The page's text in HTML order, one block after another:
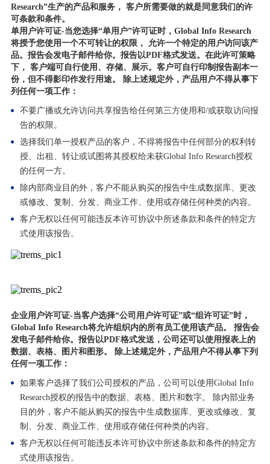
Research”生产的产品和服务， 客户所需要做的就是同意我们的许
可条款和条件。
单用户许可证-当您选择“单用户”许可证时，Global Info Research
将授予您使用一个不可转让的权限， 允许一个特定的用户访问该产
品。报告会发电子邮件给你。报告以PDF格式发送。在此许可策略
下， 客户端可自行使用、存储、展示。客户可自行印制报告副本一
份，但不得影印作发行用途。 除上述规定外，产品用户不得从事下
列任何一项工作：
不要广播或允许访问共享报告给任何第三方使用和/或获取访问报
告的权限。
选择我们单一授权产品的客户，不得将报告中任何部分的权利转
授、出租、转让或试图将其授权给未获Global Info Research授权
的任何一方。
除内部商业目的外，客户不能从购买的报告中生成数据库、更改
或修改、复制、分发、商业工作、使用或存储任何种类的内容。
客户无权以任何可能违反本许可协议中所述条款和条件的特定方
式使用该报告。
企业用户许可证-当客户选择“公司用户许可证”或“组许可证”时，
Global Info Research将允许组织内的所有员工使用该产品。 报告会
发电子邮件给你。报告以PDF格式发送，公司还可以使用报表上的
数据、表格、图片和图形。 除上述规定外，产品用户不得从事下列
任何一项工作：
如果客户选择了我们公司授权的产品，公司可以使用Global Info
Research授权的报告中的数据、表格、图片和数字。 除内部业务
目的外，客户不能从购买的报告中生成数据库、更改或修改、复
制、分发、商业工作、使用或存储任何种类的内容。
客户无权以任何可能违反本许可协议中所述条款和条件的特定方
式使用该报告。